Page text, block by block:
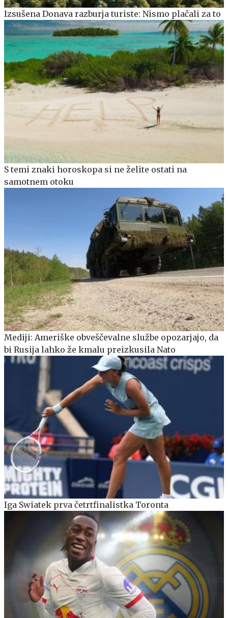
Izsušena Donava razburja turiste: Nismo plačali za to
S temi znaki horoskopa si ne želite ostati na
samotnem otoku
Mediji: Ameriške obveščevalne službe opozarjajo, da
bi Rusija lahko že kmalu preizkusila Nato
Iga Swiatek prva četrtfinalistka Toronta